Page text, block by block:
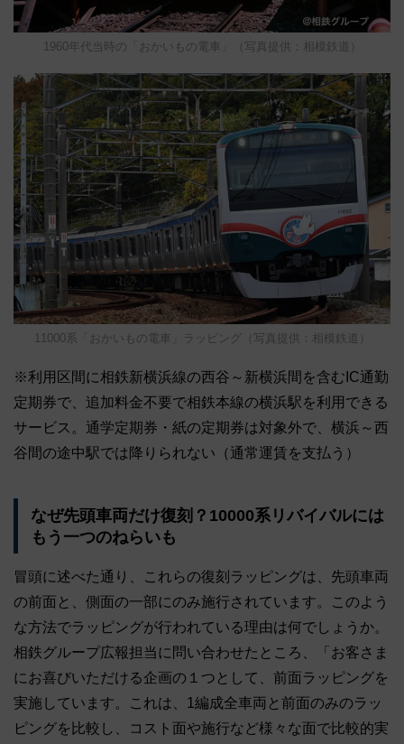
1960年代当時の「おかいもの電車」（写真提供：相模鉄道）
11000系「おかいもの電車」ラッピング（写真提供：相模鉄道）
※利用区間に相鉄新横浜線の西谷～新横浜間を含むIC通勤
定期券で、追加料金不要で相鉄本線の横浜駅を利用できる
サービス。通学定期券・紙の定期券は対象外で、横浜～西
谷間の途中駅では降りられない（通常運賃を支払う）
なぜ先頭車両だけ復刻？10000系リバイバルには
もう一つのねらいも
冒頭に述べた通り、これらの復刻ラッピングは、先頭車両
の前面と、側面の一部にのみ施行されています。このよう
な方法でラッピングが行われている理由は何でしょうか。
相鉄グループ広報担当に問い合わせたところ、「お客さま
にお喜びいただける企画の１つとして、前面ラッピングを
実施しています。これは、1編成全車両と前面のみのラッ
ピングを比較し、コスト面や施行など様々な面で比較的実